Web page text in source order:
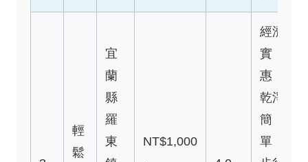
輕
鬆
宜
蘭
縣
羅
東
NT$1,000
經濟
實
惠，
乾淨
簡
單，